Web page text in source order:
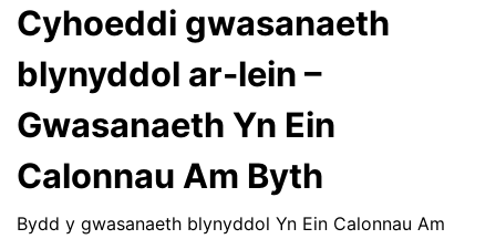
Cyhoeddi gwasanaeth
blynyddol ar-lein –
Gwasanaeth Yn Ein
Calonnau Am Byth
Bydd y gwasanaeth blynyddol Yn Ein Calonnau Am